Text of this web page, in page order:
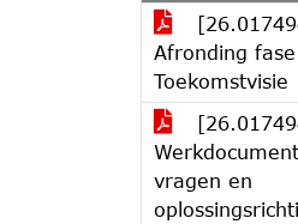
Afronding
Toekomstvisie
vragen en